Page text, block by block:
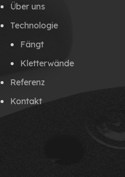
Über uns
Technologie
Fängt
Kletterwände
Referenz
Kontakt